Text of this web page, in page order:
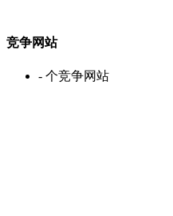
竞争网站
- 个竞争网站